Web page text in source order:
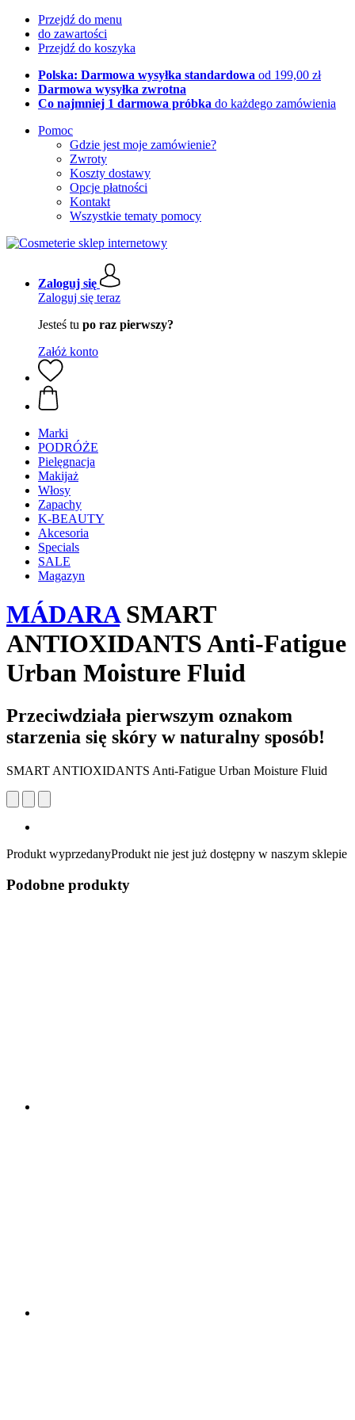
Przejdź do menu
do zawartości
Przejdź do koszyka
Polska: Darmowa wysyłka standardowa od 199,00 zł
Darmowa wysyłka zwrotna
Co najmniej 1 darmowa próbka do każdego zamówienia
Pomoc
Gdzie jest moje zamówienie?
Zwroty
Koszty dostawy
Opcje płatności
Kontakt
Wszystkie tematy pomocy
Zaloguj się
Zaloguj się teraz
Jesteś tu po raz pierwszy?
Załóż konto
Marki
PODRÓŻE
Pielęgnacja
Makijaż
Włosy
Zapachy
K-BEAUTY
Akcesoria
Specials
SALE
Magazyn
MÁDARASMART
ANTIOXIDANTS Anti-Fatigue
Urban Moisture Fluid
Przeciwdziała pierwszym oznakom
starzenia się skóry w naturalny sposób!
SMART ANTIOXIDANTS Anti-Fatigue Urban Moisture Fluid
Produkt wyprzedanyProdukt nie jest już dostępny w naszym sklepie
Podobne produkty